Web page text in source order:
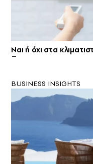
Ναι ή όχι στα
BUSINESS INSIGHTS